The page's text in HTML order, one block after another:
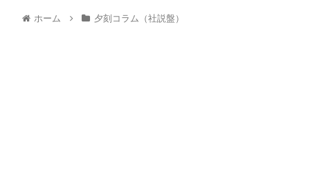
ホーム 夕刻コラム（社説盤）